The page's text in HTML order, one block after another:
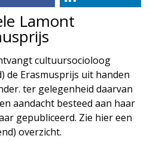
Lamont
cultuursocioloog
de Erasmusprijs uit handen
ter gelegenheid daarvan
aandacht besteed aan haar
gepubliceerd. Zie hier een
overzicht.